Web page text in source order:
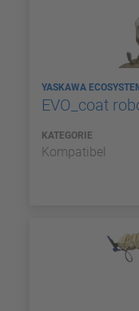
YASKAWA
EVO_coat
KATEGORIE
Kompatibel